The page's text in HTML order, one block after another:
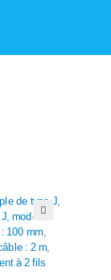
🔍